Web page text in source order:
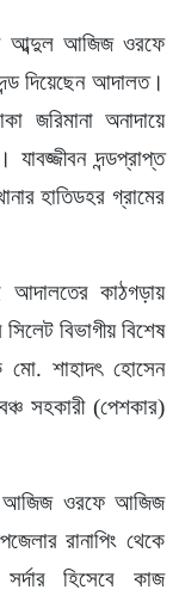
আব্দুল আজিজ ওরফে
দিয়েছেন আদালত।
জরিমানা অনাদায়ে
দন্ডপ্রাপ্ত
হাতিডহর গ্রামের
কাঠগড়ায়
বিভাগীয় বিশেষ
শাহাদৎ হোসেন
সহকারী (পেশকার)
আজিজ ওরফে আজিজ
রানাপিং থেকে
হিসেবে কাজ